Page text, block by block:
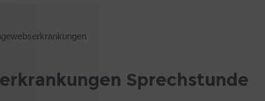
Sprechstunde